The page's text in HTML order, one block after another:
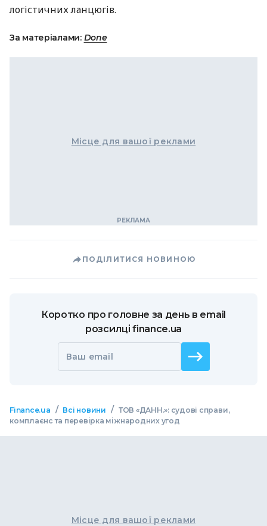
логістичних ланцюгів.
За матеріалами: Done
Місце для вашої реклами
ПОДІЛИТИСЯ НОВИНОЮ
Коротко про головне за день в email
розсилці finance.ua
Ваш email
Finance.ua / Всі новини / ТОВ «ДАНН.»: судові справи,
комплаєнс та перевірка міжнародних угод
Місце для вашої реклами